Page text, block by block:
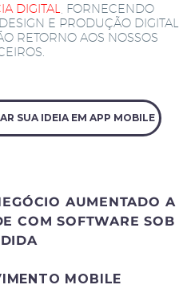
DIGITAL
, FORNECENDO
E PRODUÇÃO DIGITAL
RETORNO AOS NOSSOS
SUA IDEIA EM APP MOBILE
AUMENTADO A
COM SOFTWARE SOB
MOBILE